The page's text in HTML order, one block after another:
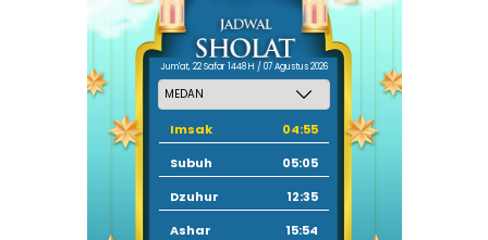
Jum'at, 22 Safar 1448 H / 07 Agustus 2026
Imsak
04:55
Subuh
05:05
Dzuhur
12:35
Ashar
15:54